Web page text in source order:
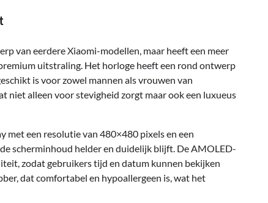
van eerdere Xiaomi-modellen, maar heeft een meer
uitstraling. Het horloge heeft een rond ontwerp
is voor zowel mannen als vrouwen van
niet alleen voor stevigheid zorgt maar ook een luxueus
met een resolutie van 480×480 pixels en een
scherminhoud helder en duidelijk blijft. De AMOLED-
zodat gebruikers tijd en datum kunnen bekijken
dat comfortabel en hypoallergeen is, wat het